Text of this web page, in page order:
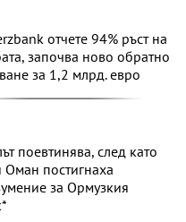
отчете 94% ръст на
започва ново обратно
за 1,2 млрд. евро
поевтинява, след като
постигнаха
за Ормузкия